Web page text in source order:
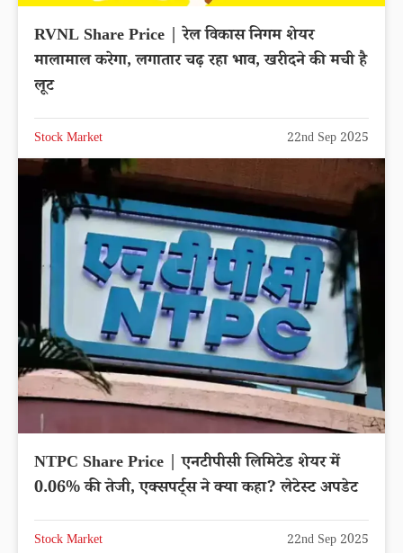
RVNL Share Price | रेल विकास निगम शेयर
मालामाल करेगा, लगातार चढ़ रहा भाव, खरीदने की मची है
लूट
Stock Market 22nd Sep 2025
NTPC Share Price | एनटीपीसी लिमिटेड शेयर में
0.06% की तेजी, एक्सपर्ट्स ने क्या कहा? लेटेस्ट अपडेट
Stock Market 22nd Sep 2025